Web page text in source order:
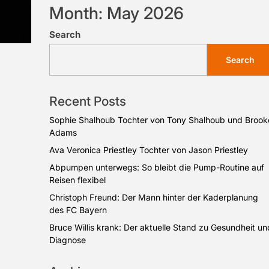
Month: May 2026
Search
Search
Recent Posts
Sophie Shalhoub Tochter von Tony Shalhoub und
Adams
Ava Veronica Priestley Tochter von Jason Priestley
Abpumpen unterwegs: So bleibt die Pump-Routine auf
Reisen flexibel
Christoph Freund: Der Mann hinter der Kaderplanung
des FC Bayern
Bruce Willis krank: Der aktuelle Stand zu Gesundheit
Diagnose